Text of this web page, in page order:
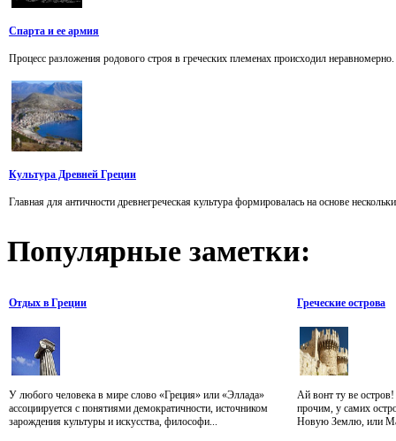
Спарта и ее армия
Процесс разложения родового строя в греческих племенах происходил
Культура Древней Греции
Главная для античности древнегреческая культура формировалась на основе
Популярные заметки:
Отдых в Греции
У любого человека в мире слово «Греция» или «Эллада»
ассоциируется с понятиями демократичности, источником
зарождения культуры и искусства, философи...
Греческие острова
Ай вонт ту ве
прочим, у самих
Новую Землю, или